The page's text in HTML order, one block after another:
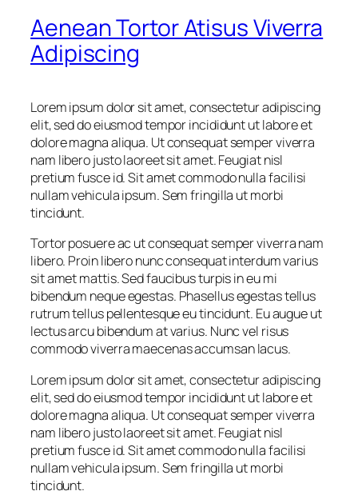
Aenean Tortor Atisus Viverra
Adipiscing
Lorem ipsum dolor sit amet, consectetur adipiscing
elit, sed do eiusmod tempor incididunt ut labore et
dolore magna aliqua. Ut consequat semper viverra
nam libero justo laoreet sit amet. Feugiat nisl
pretium fusce id. Sit amet commodo nulla facilisi
nullam vehicula ipsum. Sem fringilla ut morbi
tincidunt.
Tortor posuere ac ut consequat semper viverra nam
libero. Proin libero nunc consequat interdum varius
sit amet mattis. Sed faucibus turpis in eu mi
bibendum neque egestas. Phasellus egestas tellus
rutrum tellus pellentesque eu tincidunt. Eu augue ut
lectus arcu bibendum at varius. Nunc vel risus
commodo viverra maecenas accumsan lacus.
Lorem ipsum dolor sit amet, consectetur adipiscing
elit, sed do eiusmod tempor incididunt ut labore et
dolore magna aliqua. Ut consequat semper viverra
nam libero justo laoreet sit amet. Feugiat nisl
pretium fusce id. Sit amet commodo nulla facilisi
nullam vehicula ipsum. Sem fringilla ut morbi
tincidunt.